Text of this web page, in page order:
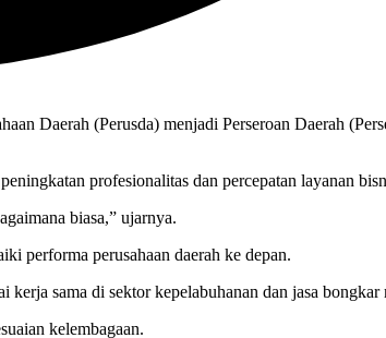
Daerah (Perusda) menjadi Perseroan Daerah
profesionalitas dan percepatan layanan
biasa,” ujarnya.
performa perusahaan daerah ke depan.
sama di sektor kepelabuhanan dan jasa bongkar
kelembagaan.